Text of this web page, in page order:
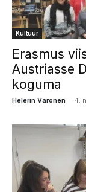
Kultuur
Erasmus
Austriasse
koguma
Helerin Väronen - 4.